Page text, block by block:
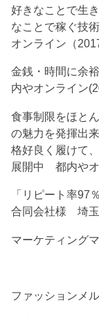
好きなことで生
なことで稼ぐ技
オンライン（
金銭・時間に余
内やオンライン
食事制限をほと
の魅力を発揮出
格好良く履けて
展開中 都内やオ
「リピート率
合同会社様 埼
マーケティング
ファッションメ